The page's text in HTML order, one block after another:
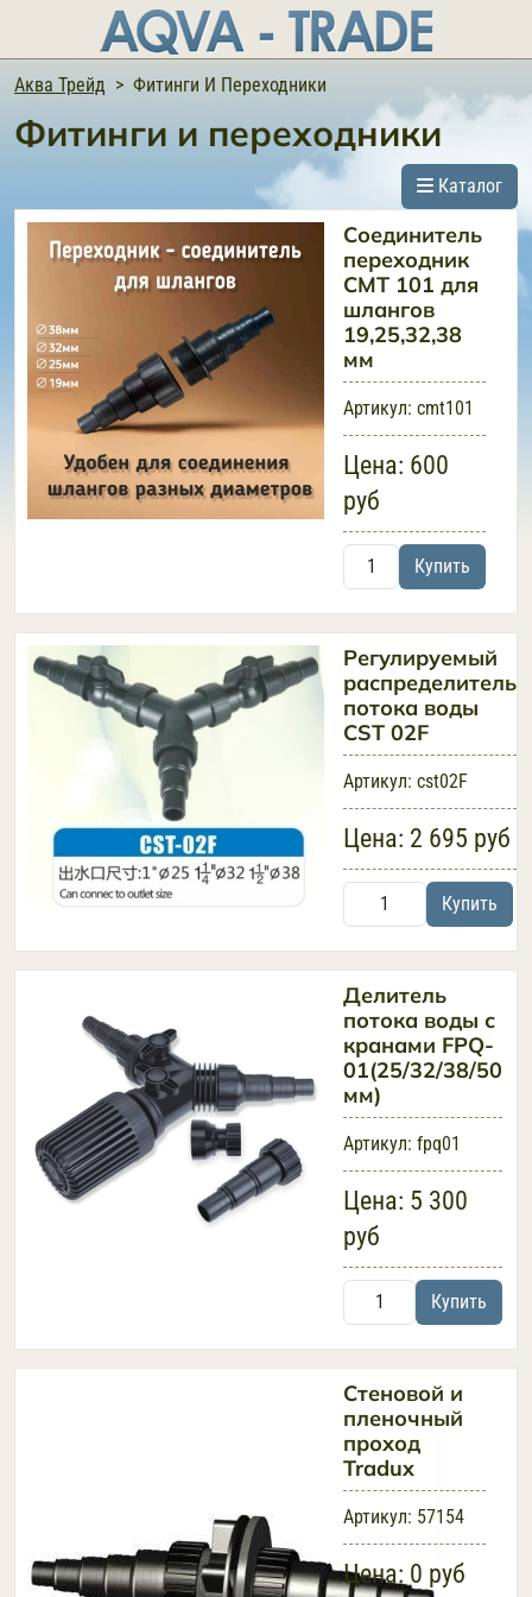
Аква Трейд Фитинги И Переходники
Фитинги и переходники
Каталог
Соединитель
переходник
CMT 101 для
шлангов
19,25,32,38
мм
Артикул: cmt101
Цена: 600
руб
Купить
Регулируемый
распределитель
потока воды
CST 02F
Артикул: cst02F
Цена: 2 695 руб
Купить
Делитель
потока воды с
кранами FPQ-
01(25/32/38/50
мм)
Артикул: fpq01
Цена: 5 300
руб
Купить
Стеновой и
пленочный
проход
Tradux
Артикул: 57154
Цена: 0 руб